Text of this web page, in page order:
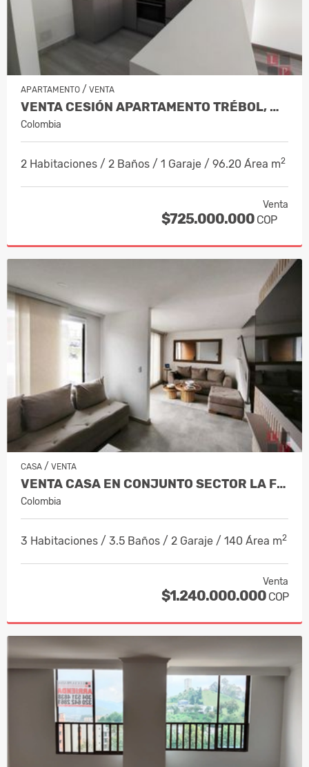
APARTAMENTO / VENTA
VENTA CESIÓN APARTAMENTO TRÉBOL, MAN…
Colombia
2 Habitaciones / 2 Baños / 1 Garaje / 96.20 Área m2
Venta
$725.000.000 COP
CASA / VENTA
VENTA CASA EN CONJUNTO SECTOR LA FLORID…
Colombia
3 Habitaciones / 3.5 Baños / 2 Garaje / 140 Área m2
Venta
$1.240.000.000 COP